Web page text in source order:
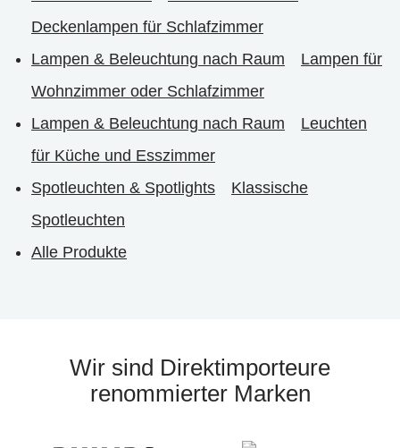
Deckenlampen für Schlafzimmer
Lampen & Beleuchtung nach Raum
Lampen für
Wohnzimmer oder Schlafzimmer
Lampen & Beleuchtung nach Raum
Leuchten
für Küche und Esszimmer
Spotleuchten & Spotlights
Klassische
Spotleuchten
Alle Produkte
Wir sind Direktimporteure
renommierter Marken